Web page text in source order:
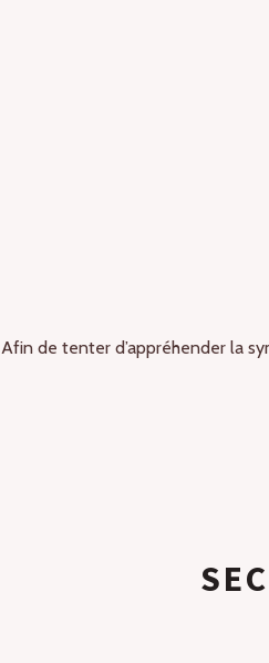
Afin de tenter d’appréhender la